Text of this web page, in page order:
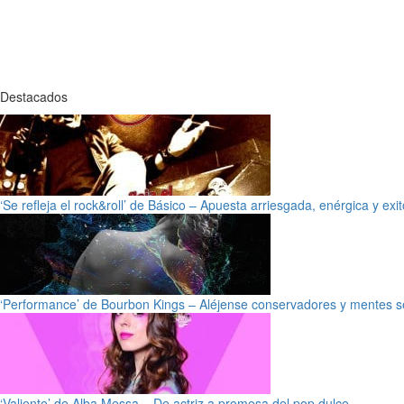
Destacados
‘Se refleja el rock&roll’ de Básico – Apuesta arriesgada, enérgica y
‘Performance’ de Bourbon Kings – Aléjense conservadores y mentes